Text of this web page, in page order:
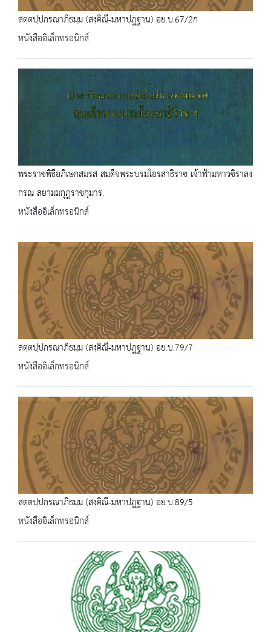
สตฺตปฺปกรณาภิธมฺม (สงฺคิณี-มหาปฎฐาน) อย.บ.67/2ก
หนังสืออิเล็กทรอนิกส์
พระราชพิธีอภิเษกสมรส สมด็จพระบรมโอรสาธิราช เจ้าฟ้ามหาวชิราลง
กรณ สยามมกุฎราชกุมาร.
หนังสืออิเล็กทรอนิกส์
สตฺตปฺปกรณาภิธมฺม (สงฺคิณี-มหาปฎฐาน) อย.บ.79/7
หนังสืออิเล็กทรอนิกส์
สตฺตปฺปกรณาภิธมฺม (สงฺคิณี-มหาปฎฐาน) อย.บ.89/5
หนังสืออิเล็กทรอนิกส์